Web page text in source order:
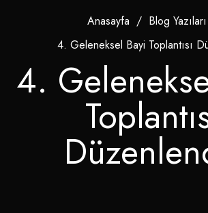
Anasayfa / Blog Yazıları
4. Geleneksel Bayi Toplantısı
4.